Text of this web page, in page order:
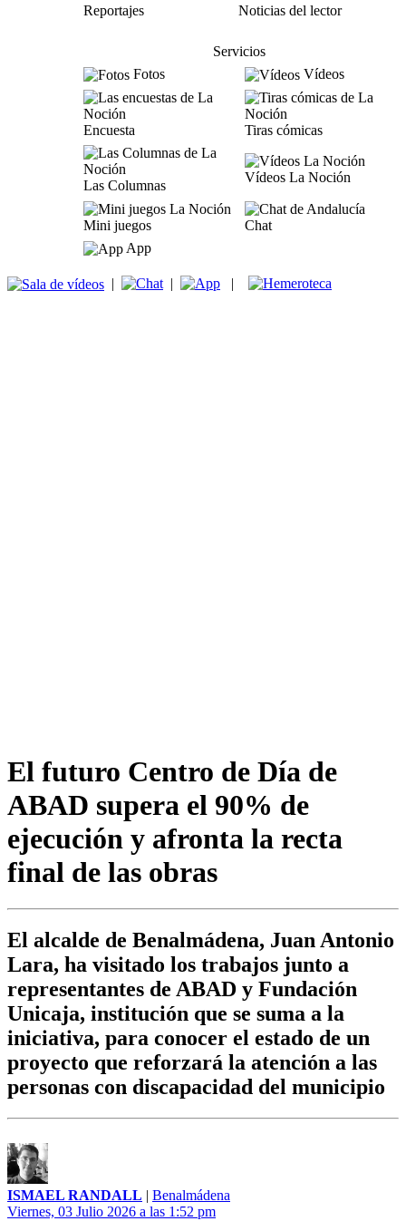
Reportajes
Noticias del lector
Servicios
Fotos
Vídeos
Encuesta Tiras cómicas
Las Columnas
Vídeos La Noción
Mini juegos
Chat
App
| | |
El futuro Centro de Día de
ABAD supera el 90% de
ejecución y afronta la recta
final de las obras
El alcalde de Benalmádena, Juan Antonio
Lara, ha visitado los trabajos junto a
representantes de ABAD y Fundación
Unicaja, institución que se suma a la
iniciativa, para conocer el estado de un
proyecto que reforzará la atención a las
personas con discapacidad del municipio
ISMAEL RANDALL | Benalmádena
Viernes, 03 Julio 2026 a las 1:52 pm